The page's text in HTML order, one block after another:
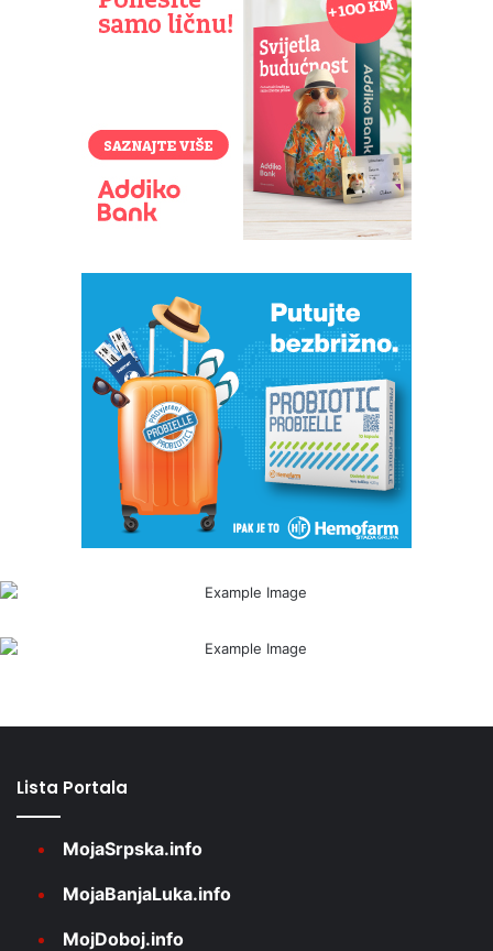
Lista Portala
MojaSrpska.info
MojaBanjaLuka.info
MojDoboj.info